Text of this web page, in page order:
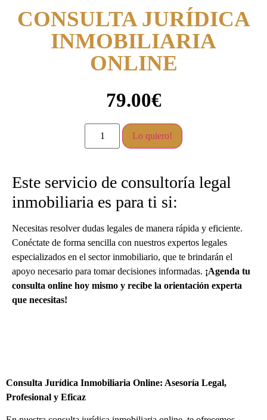
CONSULTA JURÍDICA
INMOBILIARIA
ONLINE
79.00€
Lo quiero!
Este servicio de consultoría legal
inmobiliaria es para ti si:
Necesitas resolver dudas legales de manera rápida y eficiente.
Conéctate de forma sencilla con nuestros expertos legales
especializados en el sector inmobiliario, que te brindarán el
apoyo necesario para tomar decisiones informadas. ¡Agenda tu
consulta online hoy mismo y recibe la orientación experta
que necesitas!
Consulta Jurídica Inmobiliaria Online: Asesoría Legal,
Profesional y Eficaz